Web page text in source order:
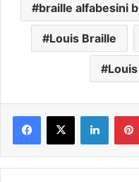
braille alfabesini
Louis Braille